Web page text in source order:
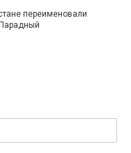
переименовали